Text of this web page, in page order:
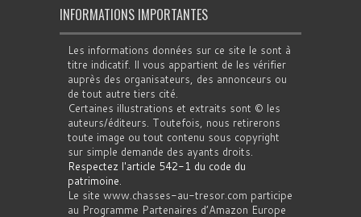
INFORMATIONS IMPORTANTES
Les informations données sur ce site le sont à
titre indicatif. Il vous appartient de les vérifier
auprès des organisateurs, des annonceurs ou
de tout autre tiers cité.
Certaines illustrations et extraits sont © les
auteurs/éditeurs. Toutefois, nous retirerons
toute image ou tout contenu sous copyright
sur simple demande des ayants droits.
Respectez l'article 542-1 du code du
patrimoine.
Le site www.chasses-au-tresor.com participe
au Programme Partenaires d’Amazon Europe